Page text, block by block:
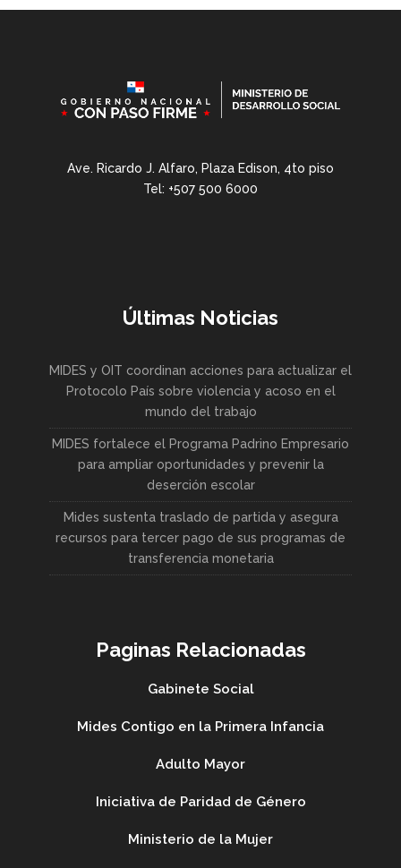
Ave. Ricardo J. Alfaro, Plaza Edison, 4to piso
Tel: +507 500 6000
Últimas Noticias
MIDES y OIT coordinan acciones para actualizar el
Protocolo País sobre violencia y acoso en el
mundo del trabajo
MIDES fortalece el Programa Padrino Empresario
para ampliar oportunidades y prevenir la
deserción escolar
Mides sustenta traslado de partida y asegura
recursos para tercer pago de sus programas de
transferencia monetaria
Paginas Relacionadas
Gabinete Social
Mides Contigo en la Primera Infancia
Adulto Mayor
Iniciativa de Paridad de Género
Ministerio de la Mujer